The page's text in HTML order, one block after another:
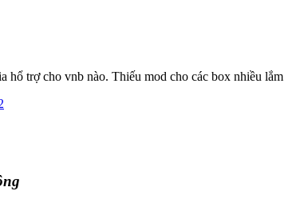
hổ trợ cho vnb nào. Thiếu mod cho các box nhiều lắm